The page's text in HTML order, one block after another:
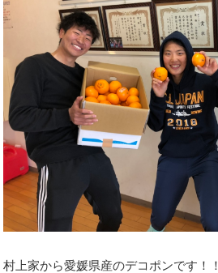
村上家から愛媛県産のデコポンです！！